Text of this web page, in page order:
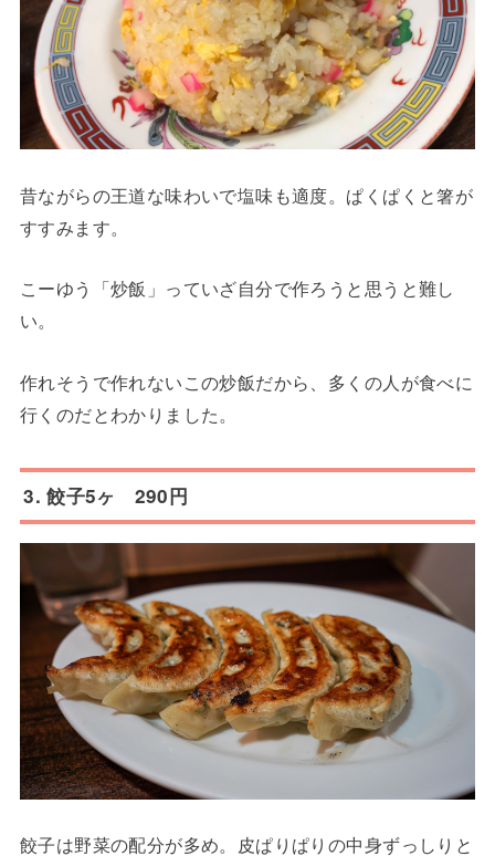
昔ながらの王道な味わいで塩味も適度。ぱくぱくと箸が
すすみます。
こーゆう「炒飯」っていざ自分で作ろうと思うと難し
い。
作れそうで作れないこの炒飯だから、多くの人が食べに
行くのだとわかりました。
3. 餃子5ヶ 290円
餃子は野菜の配分が多め。皮ぱりぱりの中身ずっしりと